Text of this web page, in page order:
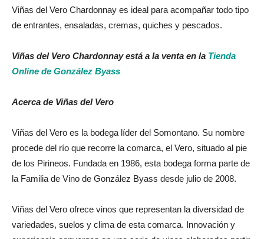
Viñas del Vero Chardonnay es ideal para acompañar todo tipo
de entrantes, ensaladas, cremas, quiches y pescados.
Viñas del Vero Chardonnay está a la venta en la Tienda
Online de González Byass
Acerca de Viñas del Vero
Viñas del Vero es la bodega líder del Somontano. Su nombre
procede del río que recorre la comarca, el Vero, situado al pie
de los Pirineos. Fundada en 1986, esta bodega forma parte de
la Familia de Vino de González Byass desde julio de 2008.
Viñas del Vero ofrece vinos que representan la diversidad de
variedades, suelos y clima de esta comarca. Innovación y